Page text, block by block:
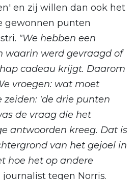
en zij willen dan ook het
gewonnen punten
"We hebben een
waarin werd gevraagd of
cadeau krijgt. Daarom
vroegen: wat moet
zeiden: 'de drie punten
de vraag die het
antwoorden kreeg. Dat is
van het gejoel in
hoe het op andere
journalist tegen Norris.